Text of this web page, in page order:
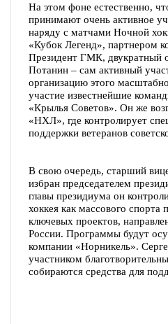
На этом фоне естественно,
принимают очень активное
наряду с матчами Ночной
«Кубок Легенд», партнером
Президент ГМК, двукратный
Потанин – сам активный
организацию этого
участие известнейшие
«Крылья Советов». Он же
«НХЛ», где контролирует
поддержки ветеранов
В свою очередь, старший
избран председателем
главы президиума он
хоккея как массового
ключевых проектов,
России. Программы будут
компании «Норникель».
участником
собираются средства для